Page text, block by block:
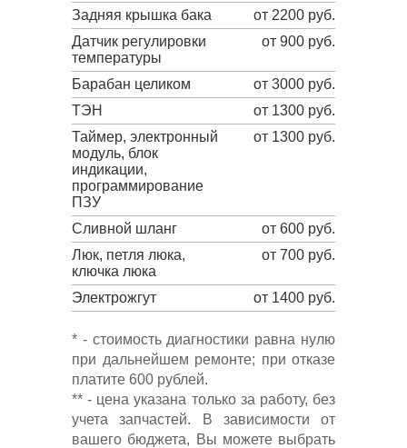
Задняя крышка бака
от 2200 руб.
Датчик регулировки
температуры
от 900 руб.
Барабан целиком
от 3000 руб.
ТЭН
от 1300 руб.
Таймер, электронный
модуль, блок
индикации,
программирование
ПЗУ
от 1300 руб.
Сливной шланг
от 600 руб.
Люк, петля люка,
ключка люка
от 700 руб.
Электрожгут от 1400 руб.
* - стоимость диагностики равна нулю
при дальнейшем ремонте; при отказе
платите 600 рублей.
** - цена указана только за работу, без
учета запчастей. В зависимости от
вашего бюджета, Вы можете выбрать